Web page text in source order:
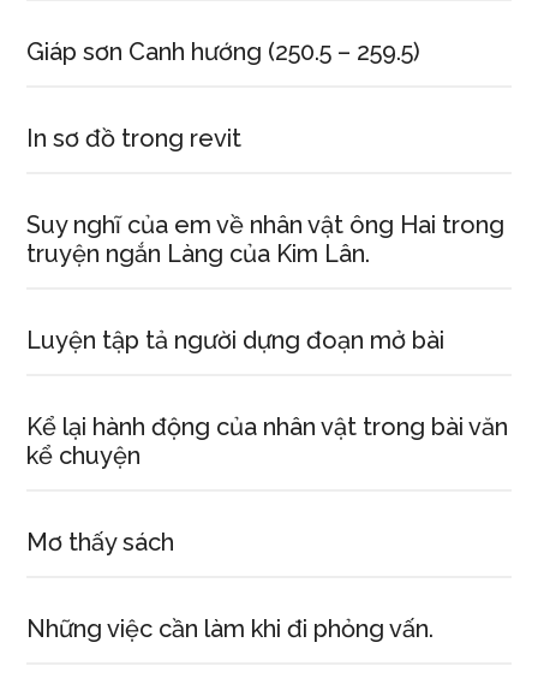
Giáp sơn Canh hướng (250.5 – 259.5)
In sơ đồ trong revit
Suy nghĩ của em về nhân vật ông Hai trong
truyện ngắn Làng của Kim Lân.
Luyện tập tả người dựng đoạn mở bài
Kể lại hành động của nhân vật trong bài văn
kể chuyện
Mơ thấy sách
Những việc cần làm khi đi phỏng vấn.